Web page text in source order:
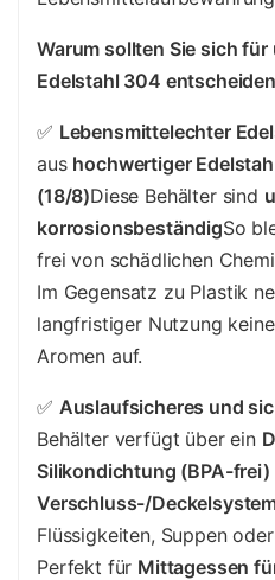
Warum sollten Sie sich für
Edelstahl 304
✅ Lebensmittelechter
aus hochwertiger
(18/8)Diese Behälter sind
korrosionsbeständigSo
frei von schädlichen
Im Gegensatz zu Plastik
langfristiger Nutzung
Aromen auf.
✅ Auslaufsicheres und
Behälter verfügt über ein
Silikondichtung (BPA-
Verschluss-/
Flüssigkeiten, Suppen
Perfekt für Mittagessen